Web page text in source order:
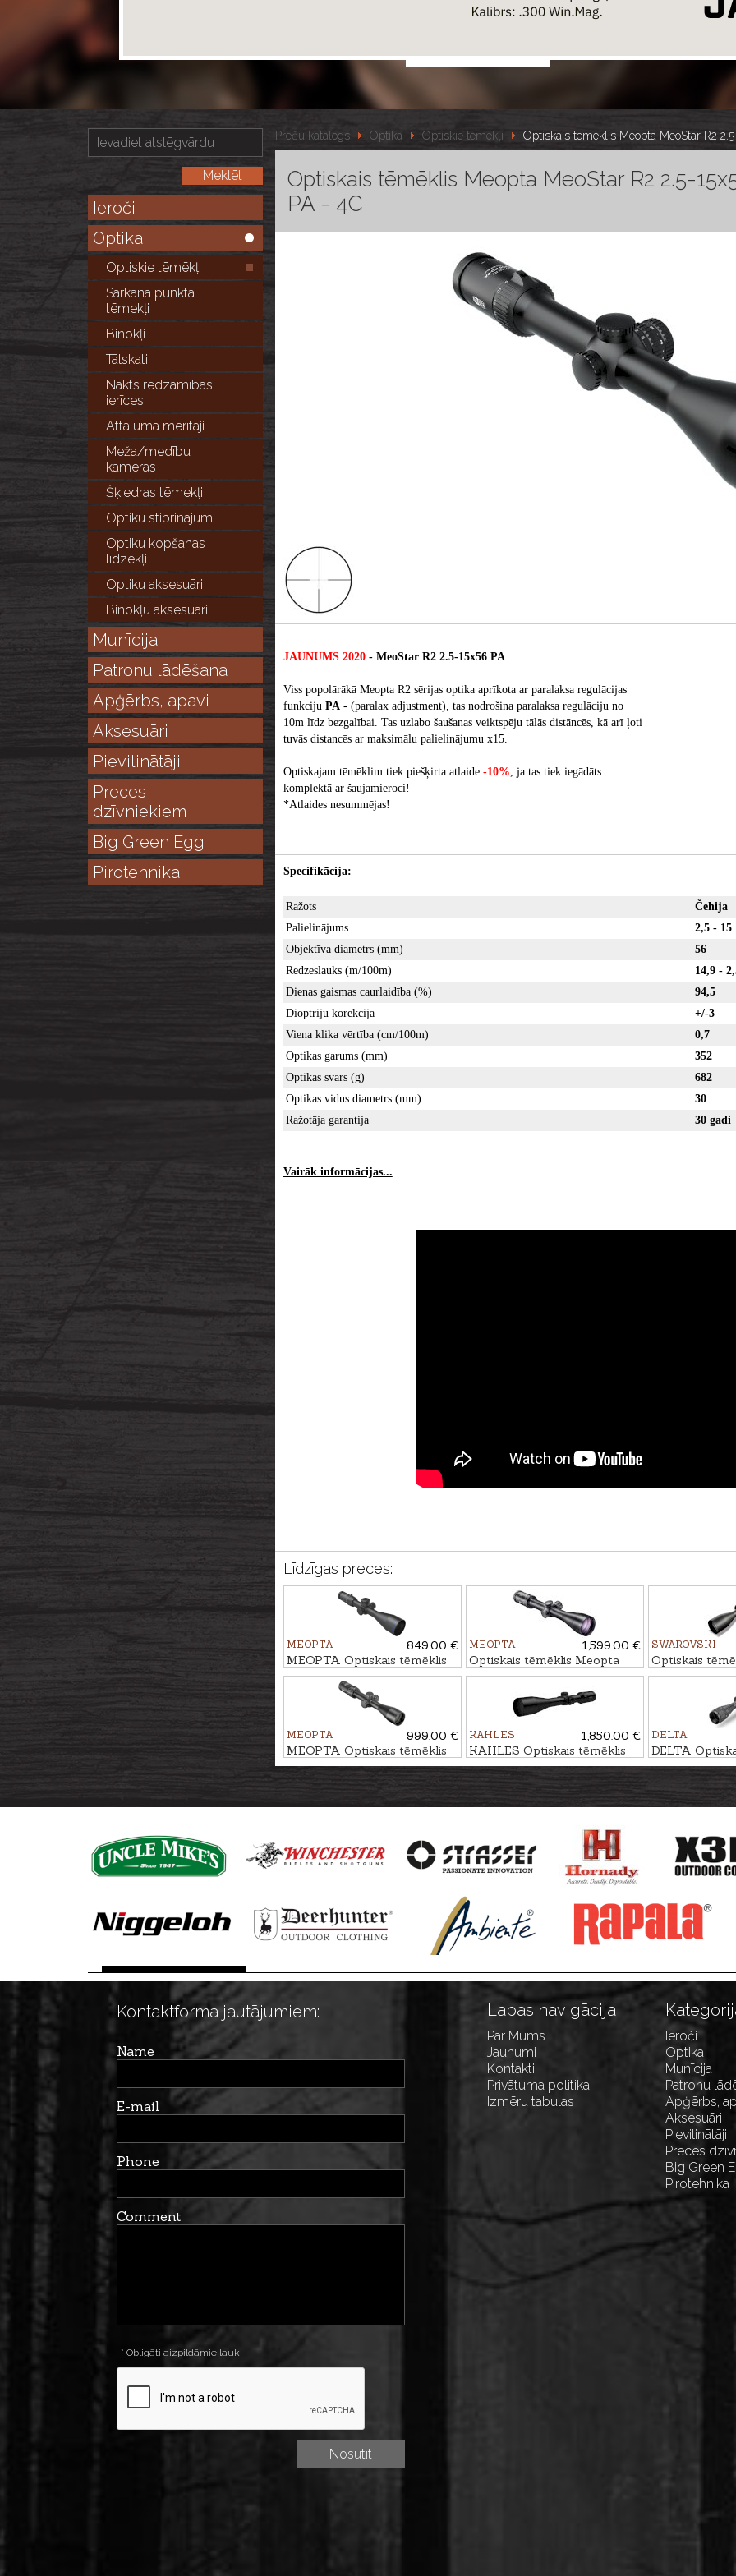
Ieroči
Optika
Optiskie tēmēkļi
Sarkanā punkta
tēmekļi
Binokļi
Tālskati
Nakts redzamības
ierīces
Attāluma mērītāji
Meža/medību
kameras
Šķiedras tēmekļi
Optiku stiprinājumi
Optiku kopšanas
līdzekļi
Optiku aksesuāri
Binokļu aksesuāri
Munīcija
Patronu lādēšana
Apģērbs, apavi
Aksesuāri
Pievilinātāji
Preces
dzīvniekiem
Big Green Egg
Pirotehnika
Preču katalogs Optika Optiskie tēmēkļi Optiskais tēmēklis Meopta MeoStar R2
Optiskais tēmēklis Meopta MeoStar R2 2.5-
PA - 4C
JAUNUMS 2020- MeoStar R2 2.5-15x56 PA
Viss popolārākā Meopta R2 sērijas optika aprīkota ar paralaksa regulācijas
funkciju PA- (paralax adjustment), tas nodrošina paralaksa regulāciju no
10m līdz bezgalībai. Tas uzlabo šaušanas veiktspēju tālās distāncēs, kā arī ļoti
tuvās distancēs ar maksimālu palielinājumu x15.
Optiskajam tēmēklim tiek piešķirta atlaide -10%, ja tas tiek iegādāts
komplektā ar šaujamieroci!
*Atlaides nesummējas!
Specifikācija:
Ražots
Palielinājums
2,5 - 15
Objektīva diametrs (mm)
56
Redzeslauks (m/100m)
14,9 -
Dienas gaismas caurlaidība (%)
94,5
Dioptriju korekcija
+/-3
Viena klika vērtība (cm/100m)
0,7
Optikas garums (mm)
352
Optikas svars (g)
682
Optikas vidus diametrs (mm)
30
Ražotāja garantija
30
Vairāk informācijas...
Līdzīgas preces:
MEOPTA
849.00 €
MEOPTA Optiskais tēmēklis
MeoPro R6 3-18x56 SFP RD
MEOPTA
1,599.00 €
Optiskais tēmēklis Meopta
MeoStar R2 2-12x50 RD - 4C
SWAROVSKI
Optiskais
Z8i 2.3-18x56
MEOPTA
999.00 €
MEOPTA Optiskais tēmēklis
MeoStar R 2,5-15x50 RD - 4C
KAHLES
1,850.00 €
KAHLES Optiskais tēmēklis
HELIA 3,5-18x50i #4-Dot
DELTA
DELTA
Entry 3-9x40
Kontaktforma jautājumiem:
Name
E-mail
Phone
Comment
* Obligāti aizpildāmie lauki
Lapas navigācija
Par Mums
Jaunumi
Kontakti
Privātuma politika
Izmēru tabulas
Ieroči
Optika
Munīcija
Patronu
Apģērbs,
Aksesuāri
Pievilinātāji
Preces
Big Green
Pirotehnika